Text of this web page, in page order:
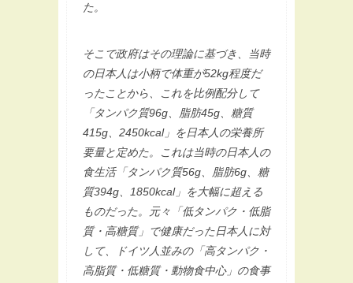
た。
そこで政府はその理論に基づき、当時
の日本人は小柄で体重が52kg程度だ
ったことから、これを比例配分して
「タンパク質96g、脂肪45g、糖質
415g、2450kcal」を日本人の栄養所
要量と定めた。これは当時の日本人の
食生活「タンパク質56g、脂肪6g、糖
質394g、1850kcal」を大幅に超える
ものだった。元々「低タンパク・低脂
質・高糖質」で健康だった日本人に対
して、ドイツ人並みの「高タンパク・
高脂質・低糖質・動物食中心」の食事